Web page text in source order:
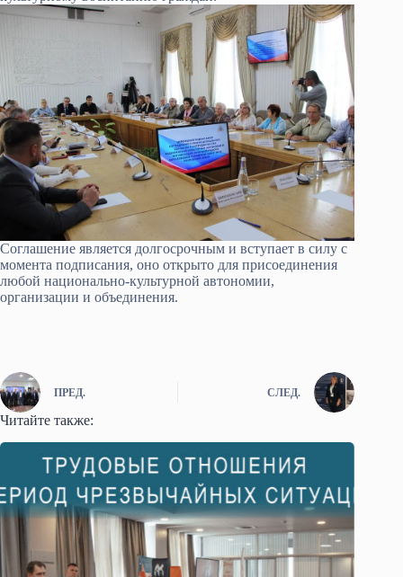
Соглашение является долгосрочным и вступает в силу с
момента подписания, оно открыто для присоединения
любой национально-культурной автономии,
организации и объединения.
ПРЕД. СЛЕД.
Читайте также: